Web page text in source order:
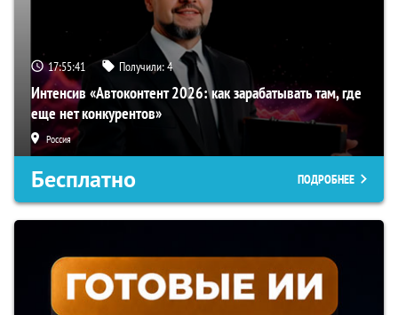
17:55:40 Получили:4
Интенсив «Автоконтент 2026: как зарабатывать там, где
еще нет конкурентов»
Россия
Бесплатно ПОДРОБНЕЕ